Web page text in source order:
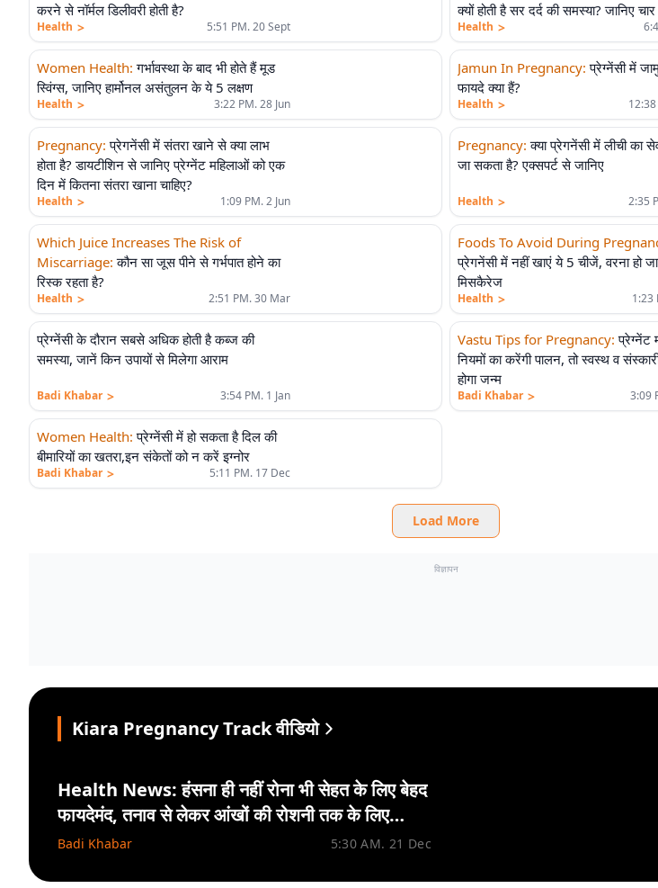
करने से नॉर्मल डिलीवरी होती है?
Health > 5:51 PM. 20 Sept
क्यों होती है सर दर्द की समस्या? जानिए
Health >
Women Health: गर्भावस्था के बाद भी होते हैं मूड
स्विंग्स, जानिए हार्मोनल असंतुलन के ये 5 लक्षण
Health > 3:22 PM. 28 Jun
Jamun In Pregnancy: प्रेग्नेंसी में
फायदे क्या हैं?
Health >
Pregnancy: प्रेगनेंसी में संतरा खाने से क्या लाभ
होता है? डायटीशिन से जानिए प्रेग्नेंट महिलाओं को एक
दिन में कितना संतरा खाना चाहिए?
Health > 1:09 PM. 2 Jun
Pregnancy: क्या प्रेगनेंसी में लीची का
जा सकता है? एक्सपर्ट से जानिए
Health > 2:35
Which Juice Increases The Risk of
Miscarriage: कौन सा जूस पीने से गर्भपात होने का
रिस्क रहता है?
Health > 2:51 PM. 30 Mar
Foods To Avoid During
प्रेगनेंसी में नहीं खाएं ये 5 चीजें, वरना हो
मिसकैरेज
Health > 1:23
प्रेग्नेंसी के दौरान सबसे अधिक होती है कब्ज की
समस्या, जानें किन उपायों से मिलेगा आराम
Badi Khabar > 3:54 PM. 1 Jan
Vastu Tips for Pregnancy: प्रेग्नेंट
नियमों का करेंगी पालन, तो स्वस्थ व
होगा जन्म
Badi Khabar > 3:09
Women Health: प्रेग्नेंसी में हो सकता है दिल की
बीमारियों का खतरा,इन संकेतों को न करें इग्नोर
Badi Khabar > 5:11 PM. 17 Dec
Load More
विज्ञापन
Kiara Pregnancy Track वीडियो
Health News: हंसना ही नहीं रोना भी सेहत के लिए बेहद
फायदेमंद, तनाव से लेकर आंखों की रोशनी तक के लिए
जरूरी
Badi Khabar 5:30 AM. 21 Dec